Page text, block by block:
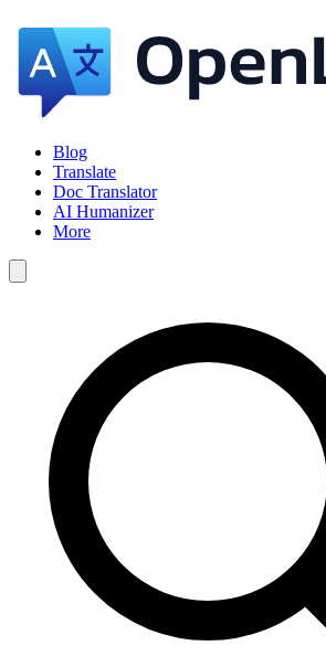
Blog
Translate
Doc Translator
AI Humanizer
More